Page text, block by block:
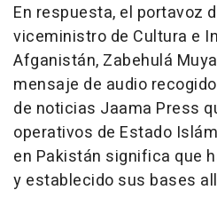
En respuesta, el portavoz
viceministro de Cultura e
Afganistán, Zabehulá
mensaje de audio
de noticias Jaama Press
operativos de Estado
en Pakistán significa que
y establecido sus bases